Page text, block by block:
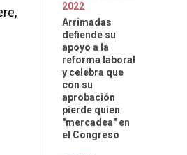
2022
Arrimadas
defiende su
apoyo a la
reforma laboral
y celebra que
con su
aprobación
pierde quien
"mercadea" en
el Congreso